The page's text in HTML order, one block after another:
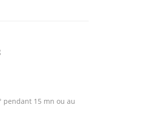
pendant 15 mn ou au